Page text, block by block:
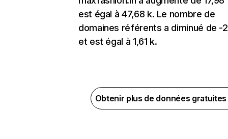
est égal à 47,68 k. Le nombre de
domaines référents a diminué de -
et est égal à 1,61 k.
Obtenir plus de données